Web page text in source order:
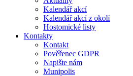
Kalendář akcí
Kalendář akcí z okolí
Hostomické listy
Kontakty
Kontakt
Pověřenec GDPR
Napište nám
Munipolis